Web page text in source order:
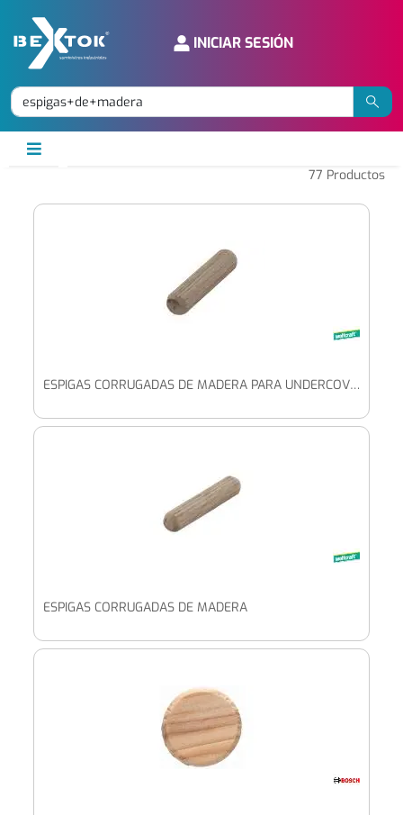
INICIAR SESIÓN
77 Productos
ESPIGAS CORRUGADAS DE MADERA PARA UNDERCOVER JIG
ESPIGAS CORRUGADAS DE MADERA